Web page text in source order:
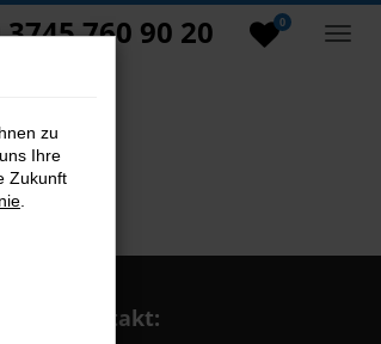
0
760 90 20
Kontakt:
zu
Ihre
Zukunft